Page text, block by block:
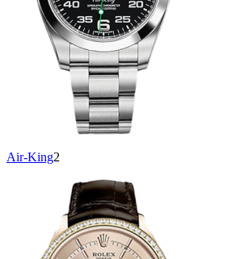
Air-King2